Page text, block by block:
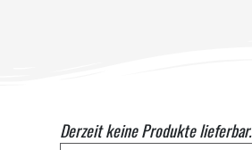
Derzeit keine Produkte lieferbar.